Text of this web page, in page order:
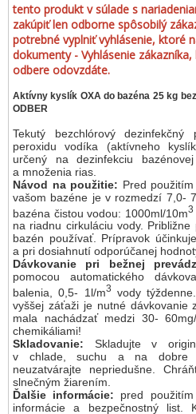
tento produkt v súlade s
zakúpiť len odborne spôsobilý
potrebné vyplniť vyhlásenie, ktoré
dokumenty - Vyhlásenie
odbere odovzdáte.
Aktívny kyslík OXA do bazéna 25 kg
ODBER
Tekutý bezchlórový
peroxidu vodíka (aktívneho
určený na dezinfekciu
a množenia rias.
Návod na použitie: Pred
vašom bazéne je v rozmedzí 7,0-
bazéna čistou vodou: 1000ml/10m3
na riadnu cirkuláciu vody.
bazén používať. Prípravok
a pri dosiahnutí odporúčanej
Dávkovanie pri bežnej
pomocou automatického
balenia, 0,5- 1l/m3
vody
vyššej záťaži je nutné dávkovanie
mala nachádzať medzi 30-
chemikáliami!
Skladovanie: Skladujte v
v chlade, suchu a na dobre
neuzatvárajte nepriedušne.
slnečným žiarením.
Ďalšie informácie: pred
informácie a bezpečnostný list.